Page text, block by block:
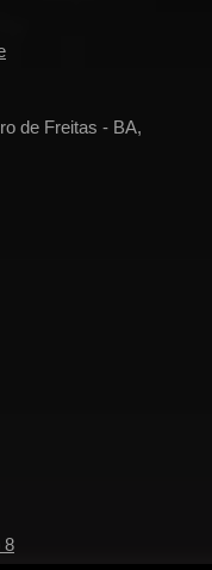
de Freitas - BA,
8